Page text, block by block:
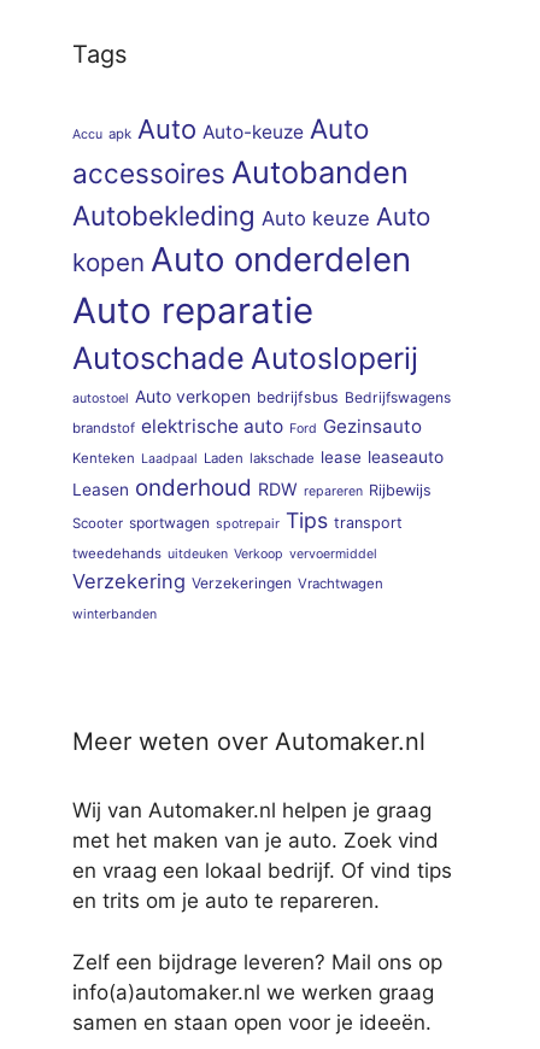
Tags
Accu apk Auto Auto-keuze Auto
accessoires Autobanden
Autobekleding Auto keuze Auto
kopen Auto onderdelen
Auto reparatie
Autoschade Autosloperij
autostoel Auto verkopen bedrijfsbus Bedrijfswagens
brandstof elektrische auto Ford Gezinsauto
Kenteken Laadpaal Laden lakschade lease leaseauto
Leasen onderhoud RDW repareren Rijbewijs
Scooter sportwagen spotrepair Tips transport
tweedehands uitdeuken Verkoop vervoermiddel
Verzekering Verzekeringen Vrachtwagen
winterbanden
Meer weten over Automaker.nl
Wij van Automaker.nl helpen je graag
met het maken van je auto. Zoek vind
en vraag een lokaal bedrijf. Of vind tips
en trits om je auto te repareren.
Zelf een bijdrage leveren? Mail ons op
info(a)automaker.nl we werken graag
samen en staan open voor je ideeën.